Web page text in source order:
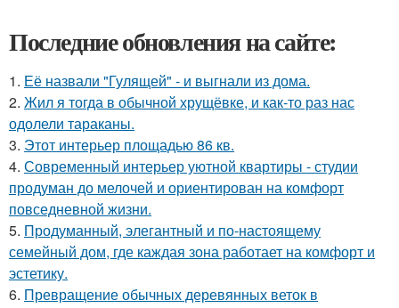
Последние обновления на сайте:
1. Её назвали "Гулящей" - и выгнали из дома.
2. Жил я тогда в обычной хрущёвке, и как-то раз нас
одолели тараканы.
3. Этот интерьер площадью 86 кв.
4. Современный интерьер уютной квартиры - студии
продуман до мелочей и ориентирован на комфорт
повседневной жизни.
5. Продуманный, элегантный и по-настоящему
семейный дом, где каждая зона работает на комфорт и
эстетику.
6. Превращение обычных деревянных веток в